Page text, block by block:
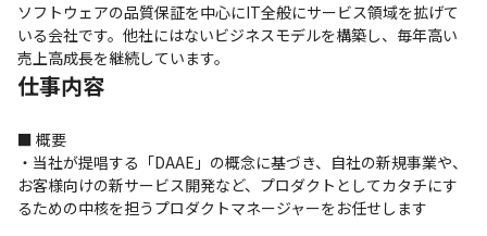
ソフトウェアの品質保証を中心にIT全般にサービス領域を拡げて
いる会社です。他社にはないビジネスモデルを構築し、毎年高い
売上高成長を継続しています。
仕事内容
■ 概要
・当社が提唱する「DAAE」の概念に基づき、自社の新規事業や、
お客様向けの新サービス開発など、プロダクトとしてカタチにす
るための中核を担うプロダクトマネージャーをお任せします